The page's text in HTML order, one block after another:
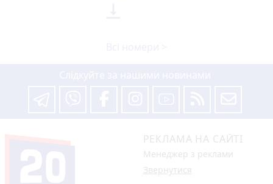
РЕКЛАМА НА САЙТІ
Менеджер з реклами
Звернутися